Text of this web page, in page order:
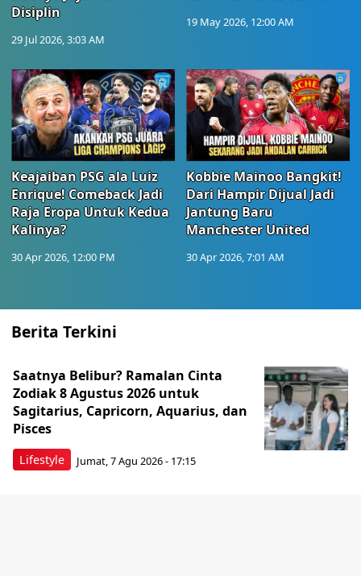
Disiplin
29 Jul 2026, 3:03 AM
19 May 2026, 12:00 AM
Keajaiban PSG ala Luiz
Enrique! Comeback Jadi
Raja Eropa Untuk Kedua
Kalinya?
30 Apr 2026, 12:00 PM
Kobbie Mainoo Bangkit!
Dari Hampir Dijual Jadi
Jantung Baru
Manchester United
30 Apr 2026, 7:01 AM
Berita Terkini
Lifestyle
Saatnya Belibur? Ramalan Cinta
Zodiak 8 Agustus 2026 untuk
Sagitarius, Capricorn, Aquarius, dan
Pisces
Jumat, 7 Agu 2026 - 17:15